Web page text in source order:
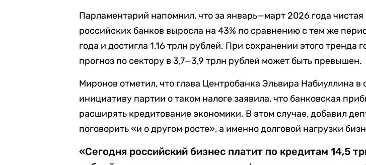
Парламентарий напомнил, что за январь—март 2026 года
российских банков выросла на 43% по сравнению с тем же
года и достигла 1,16 трлн рублей. При сохранении этого тренда
прогноз по сектору в 3,7—3,9 трлн рублей может быть превышен.
Миронов отметил, что глава Центробанка Эльвира Набиуллина в
инициативу партии о таком налоге заявила, что банковская
расширять кредитование экономики. В этом случае, добавил
поговорить «и о другом росте», а именно долговой нагрузки
«Сегодня российский бизнес платит по кредитам 14,5